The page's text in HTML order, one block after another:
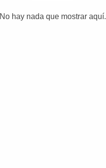
No hay nada que mostrar aquí.